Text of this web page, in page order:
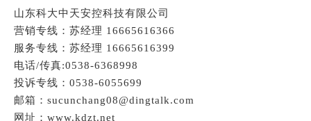
山东科大中天安控科技有限公司
营销专线：苏经理 16665616366
服务专线：苏经理 16665616399
电话/传真:0538-6368998
投诉专线：0538-6055699
邮箱：sucunchang08@dingtalk.com
网址：www.kdzt.net